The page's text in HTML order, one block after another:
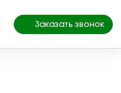
Заказать звонок